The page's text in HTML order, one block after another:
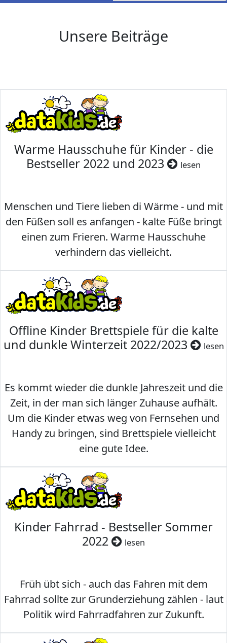
Unsere Beiträge
Warme Hausschuhe für Kinder - die
Bestseller 2022 und 2023
lesen
Menschen und Tiere lieben di Wärme - und mit
den Füßen soll es anfangen - kalte Füße bringt
einen zum Frieren. Warme Hausschuhe
verhindern das vielleicht.
Offline Kinder Brettspiele für die kalte
und dunkle Winterzeit 2022/2023
lesen
Es kommt wieder die dunkle Jahreszeit und die
Zeit, in der man sich länger Zuhause aufhält.
Um die Kinder etwas weg von Fernsehen und
Handy zu bringen, sind Brettspiele vielleicht
eine gute Idee.
Kinder Fahrrad - Bestseller Sommer
2022
lesen
Früh übt sich - auch das Fahren mit dem
Fahrrad sollte zur Grunderziehung zählen - laut
Politik wird Fahrradfahren zur Zukunft.